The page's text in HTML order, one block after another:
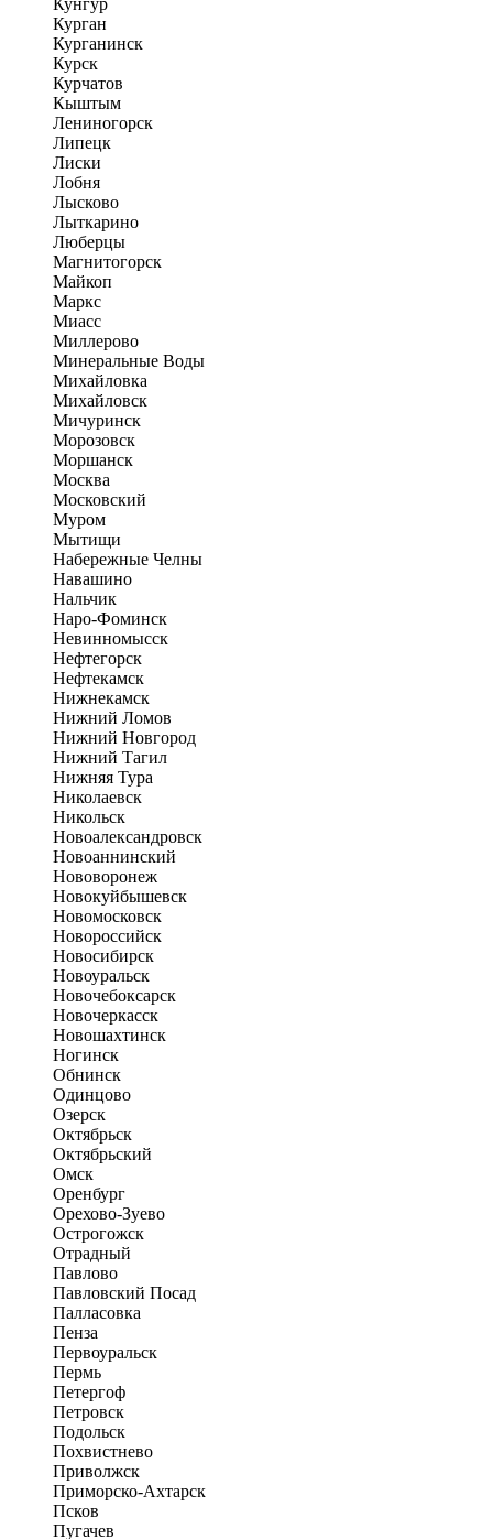
Кунгур
Курган
Курганинск
Курск
Курчатов
Кыштым
Лениногорск
Липецк
Лиски
Лобня
Лысково
Лыткарино
Люберцы
Магнитогорск
Майкоп
Маркс
Миасс
Миллерово
Минеральные Воды
Михайловка
Михайловск
Мичуринск
Морозовск
Моршанск
Москва
Московский
Муром
Мытищи
Набережные Челны
Навашино
Нальчик
Наро-Фоминск
Невинномысск
Нефтегорск
Нефтекамск
Нижнекамск
Нижний Ломов
Нижний Новгород
Нижний Тагил
Нижняя Тура
Николаевск
Никольск
Новоалександровск
Новоаннинский
Нововоронеж
Новокуйбышевск
Новомосковск
Новороссийск
Новосибирск
Новоуральск
Новочебоксарск
Новочеркасск
Новошахтинск
Ногинск
Обнинск
Одинцово
Озерск
Октябрьск
Октябрьский
Омск
Оренбург
Орехово-Зуево
Острогожск
Отрадный
Павлово
Павловский Посад
Палласовка
Пенза
Первоуральск
Пермь
Петергоф
Петровск
Подольск
Похвистнево
Приволжск
Приморско-Ахтарск
Псков
Пугачев